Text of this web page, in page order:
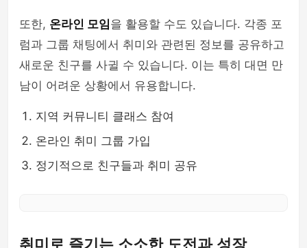
또한, 온라인 모임을 활용할 수도 있습니다. 각종 포
럼과 그룹 채팅에서 취미와 관련된 정보를 공유하고
새로운 친구를 사귈 수 있습니다. 이는 특히 대면 만
남이 어려운 상황에서 유용합니다.
지역 커뮤니티 클래스 참여
온라인 취미 그룹 가입
정기적으로 친구들과 취미 공유
취미로 즐기는 소소한 도전과 성장